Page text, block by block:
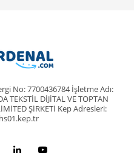
No: 7700436784 İşletme Adı:
TEKSTİL DİJİTAL VE TOPTAN
ŞİRKETİ Kep Adresleri: